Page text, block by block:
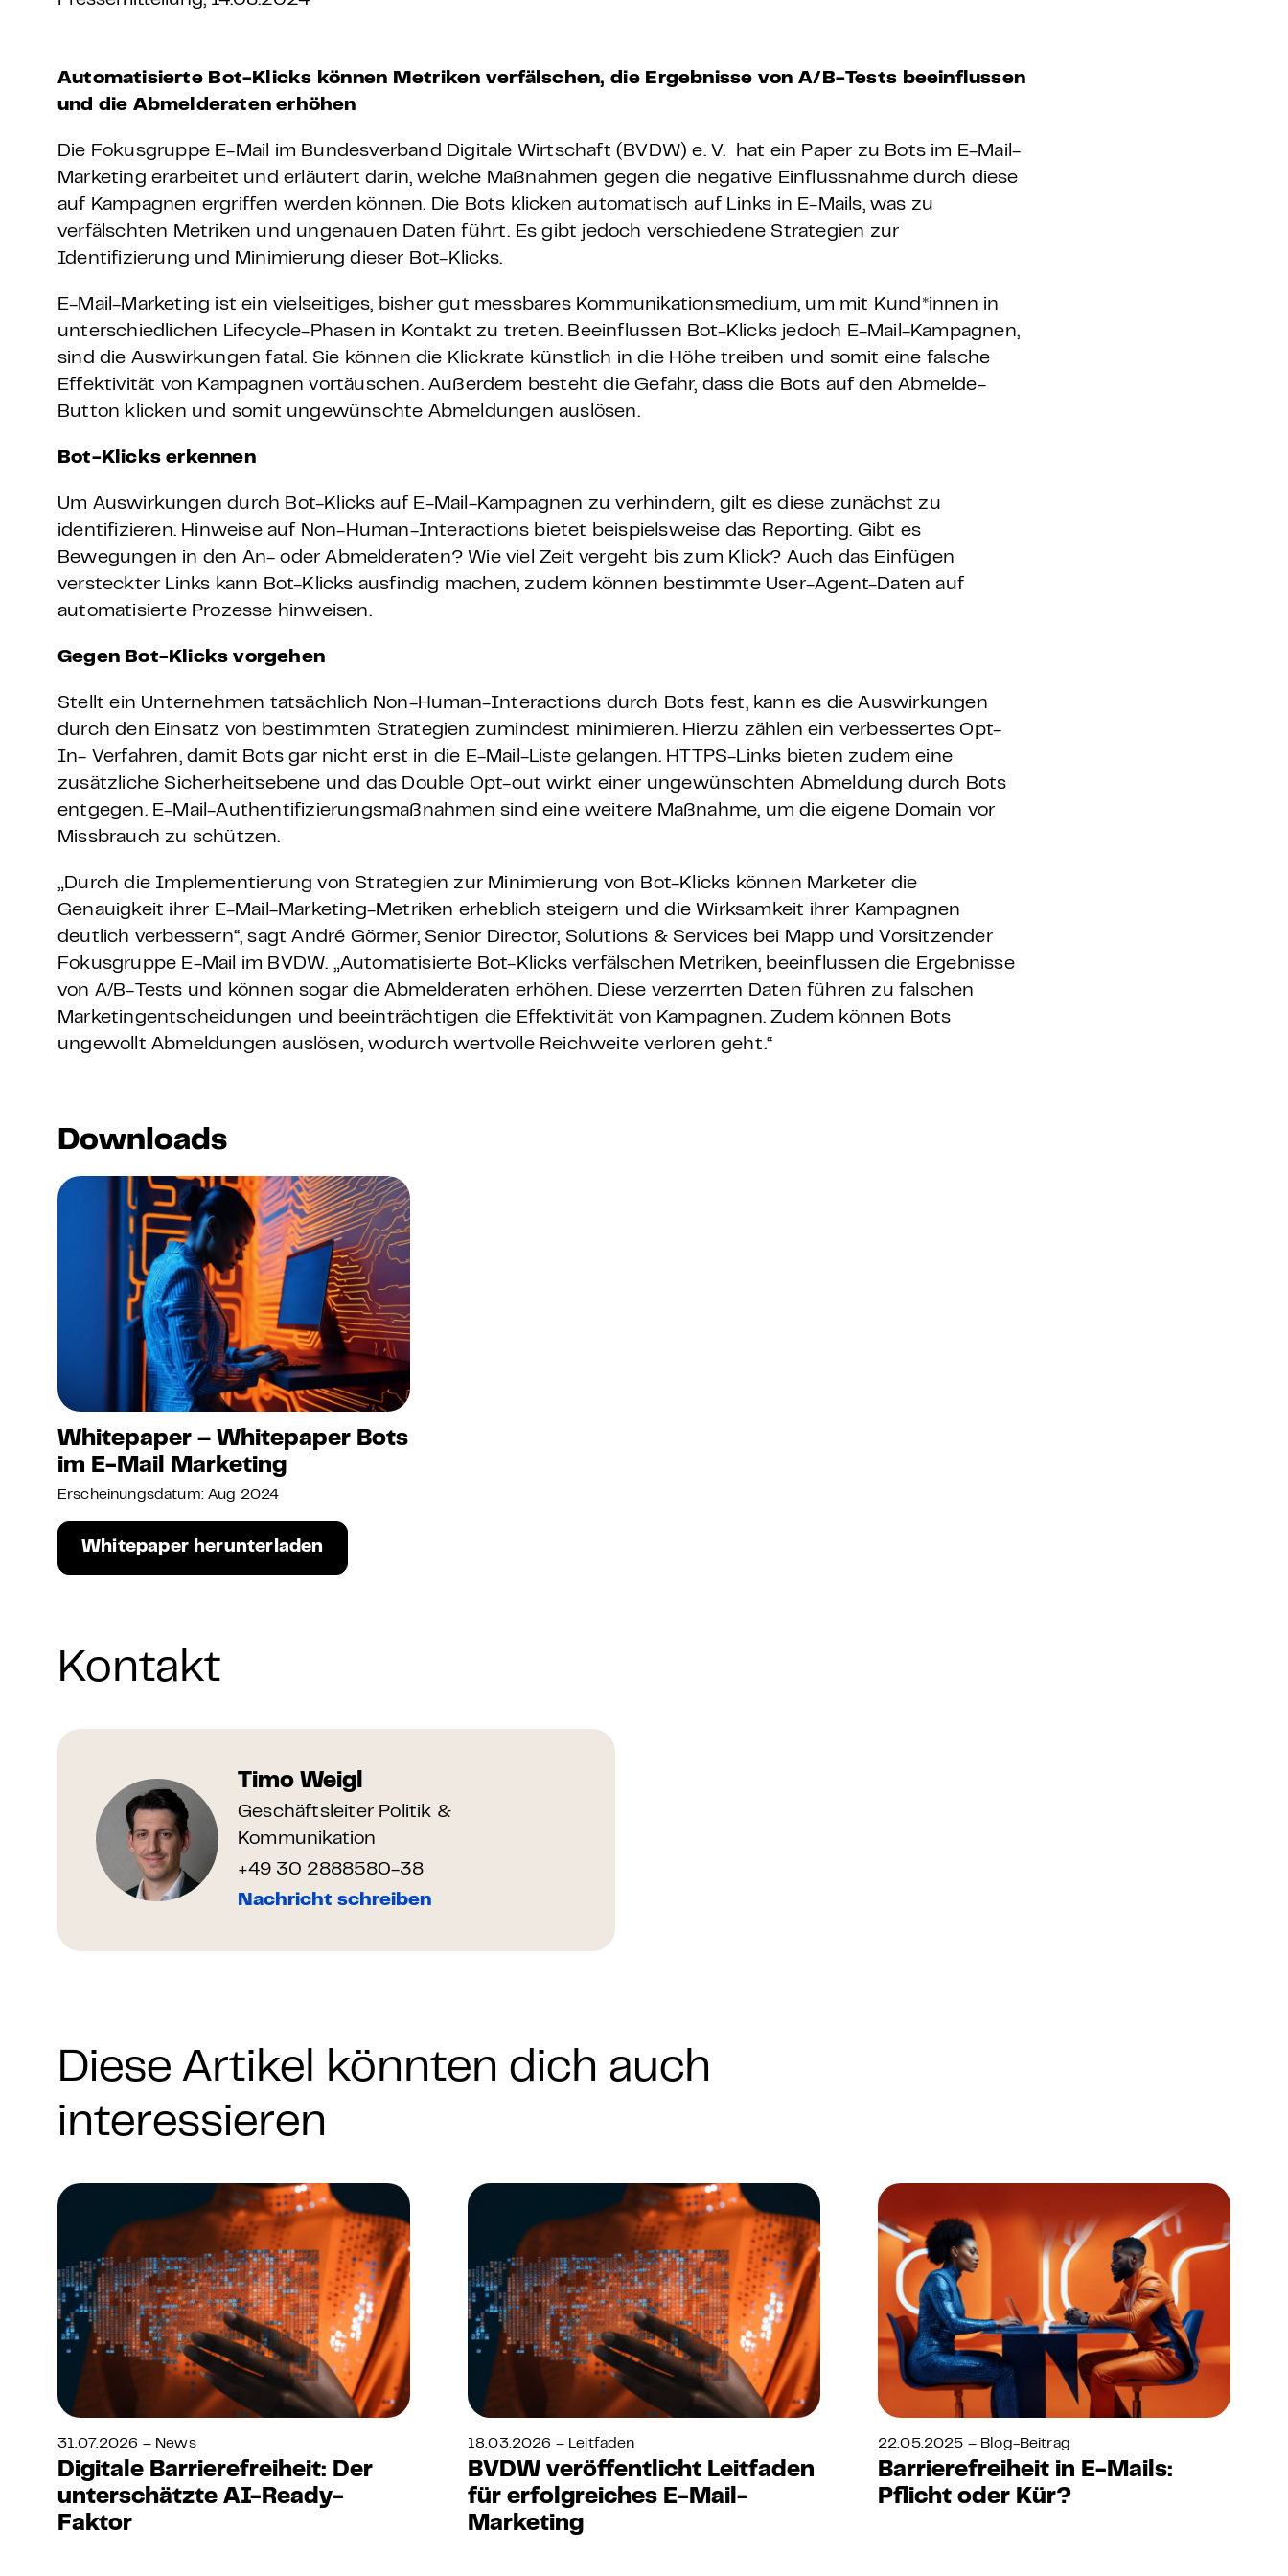
Weitere
Product Management Bootcamp
Automatisierte Bot-Klicks können Metriken verfälschen, die Ergebnisse von A/B-Tests beeinflussen
und die Abmelderaten erhöhen
Die Fokusgruppe E-Mail im Bundesverband Digitale Wirtschaft (BVDW) e. V. hat ein Paper zu Bots im E-Mail-
Marketing erarbeitet und erläutert darin, welche Maßnahmen gegen die negative Einflussnahme durch diese
auf Kampagnen ergriffen werden können. Die Bots klicken automatisch auf Links in E-Mails, was zu
verfälschten Metriken und ungenauen Daten führt. Es gibt jedoch verschiedene Strategien zur
Identifizierung und Minimierung dieser Bot-Klicks.
E-Mail-Marketing ist ein vielseitiges, bisher gut messbares Kommunikationsmedium, um mit Kund*innen in
unterschiedlichen Lifecycle-Phasen in Kontakt zu treten. Beeinflussen Bot-Klicks jedoch E-Mail-Kampagnen,
sind die Auswirkungen fatal. Sie können die Klickrate künstlich in die Höhe treiben und somit eine falsche
Effektivität von Kampagnen vortäuschen. Außerdem besteht die Gefahr, dass die Bots auf den Abmelde-
Button klicken und somit ungewünschte Abmeldungen auslösen.
Bot-Klicks erkennen
Um Auswirkungen durch Bot-Klicks auf E-Mail-Kampagnen zu verhindern, gilt es diese zunächst zu
identifizieren. Hinweise auf Non-Human-Interactions bietet beispielsweise das Reporting. Gibt es
Bewegungen in den An- oder Abmelderaten? Wie viel Zeit vergeht bis zum Klick? Auch das Einfügen
versteckter Links kann Bot-Klicks ausfindig machen, zudem können bestimmte User-Agent-Daten auf
automatisierte Prozesse hinweisen.
Gegen Bot-Klicks vorgehen
Stellt ein Unternehmen tatsächlich Non-Human-Interactions durch Bots fest, kann es die Auswirkungen
durch den Einsatz von bestimmten Strategien zumindest minimieren. Hierzu zählen ein verbessertes Opt-
In- Verfahren, damit Bots gar nicht erst in die E-Mail-Liste gelangen. HTTPS-Links bieten zudem eine
zusätzliche Sicherheitsebene und das Double Opt-out wirkt einer ungewünschten Abmeldung durch Bots
entgegen. E-Mail-Authentifizierungsmaßnahmen sind eine weitere Maßnahme, um die eigene Domain vor
Missbrauch zu schützen.
„Durch die Implementierung von Strategien zur Minimierung von Bot-Klicks können Marketer die
Genauigkeit ihrer E-Mail-Marketing-Metriken erheblich steigern und die Wirksamkeit ihrer Kampagnen
deutlich verbessern“, sagt André Görmer, Senior Director, Solutions & Services bei Mapp und Vorsitzender
Fokusgruppe E-Mail im BVDW. „Automatisierte Bot-Klicks verfälschen Metriken, beeinflussen die Ergebnisse
von A/B-Tests und können sogar die Abmelderaten erhöhen. Diese verzerrten Daten führen zu falschen
Marketingentscheidungen und beeinträchtigen die Effektivität von Kampagnen. Zudem können Bots
ungewollt Abmeldungen auslösen, wodurch wertvolle Reichweite verloren geht.“
Downloads
Whitepaper – Whitepaper Bots
im E-Mail Marketing
Erscheinungsdatum: Aug 2024
Whitepaper herunterladen
Kontakt
Timo Weigl
Geschäftsleiter Politik &
Kommunikation
+49 30 2888580-38
Nachricht schreiben
Diese Artikel könnten dich auch
interessieren
31.07.2026 – News
Digitale Barrierefreiheit: Der
unterschätzte AI-Ready-
Faktor
18.03.2026 – Leitfaden
BVDW veröffentlicht Leitfaden
für erfolgreiches E-Mail-
Marketing
22.05.2025 – Blog-Beitrag
Barrierefreiheit in E-Mails:
Pflicht oder Kür?